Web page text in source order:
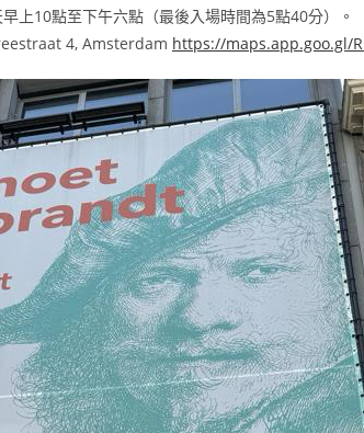
上10點至下午六點（最後入場時間為5點40分）。
4, Amsterdam https://maps.app.goo.gl/